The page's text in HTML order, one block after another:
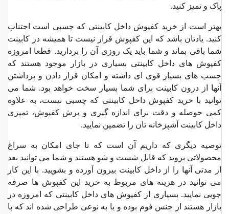
پاک و تمیز کنید.
بهتر است از خرید کفپوش داخل کابینتی که چسبی است اجتناب
کنید. یادتان باشد که این کفپوش قرار نیست تا همیشه در کابینت
شما باقی بماند و شما باید یک روزی آن را بردارید. قطعا امروزه
کفپوش های داخل کابینتی بسیاری در بازار موجود هستند که
چسب های بسیار قوی ای داشته و امکان قرار دادن و برداشتن
آنها از درون کابینت برای شما بسیار سخت خواهد بود. شما می
توانید با خرید کفپوش داخل کابینتی که چسبی نیست، به علاوه
کمی حوصله و دقت برای اندازه گیری و برش کفپوش، تمیزی
داخل کابینت آشپزخانه تان را تضمین نمایید.
توصیه دیگری که داریم آن است که تا جای امکان به سراغ
محصولاتی بروید که قابل شست و شو هستند و شما می توانید بعد
از مدتی آنها را از داخل کابینت بیرون آورده و بشویید. با این کار
می توانید در هزینه های مربوط به خرید این کفپوش ها صرفه
جویی نمایید. بسیاری از کفپوش های داخل کابینتی که امروزه در
بازار هستند از جنس فوم بوده و یا به نوعی طراحی شده اند که با